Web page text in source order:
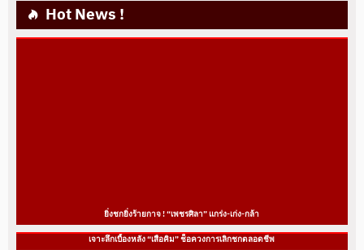
Hot News !
ยิ่งชกยิ่งร้ายกาจ ! “เพชรศิลา” แกร่ง-เก่ง-กล้า
เจาะลึกเบื้องหลัง “เสือคิม” ช็อควงการเลิกชกตลอดชีพ